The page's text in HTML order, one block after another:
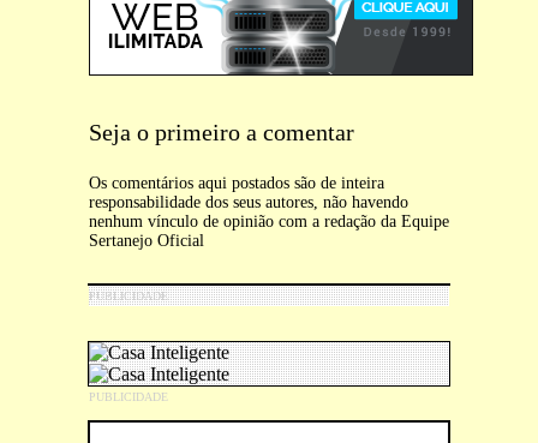
Seja o primeiro a comentar
Os comentários aqui postados são de inteira
responsabilidade dos seus autores, não havendo
nenhum vínculo de opinião com a redação da Equipe
Sertanejo Oficial